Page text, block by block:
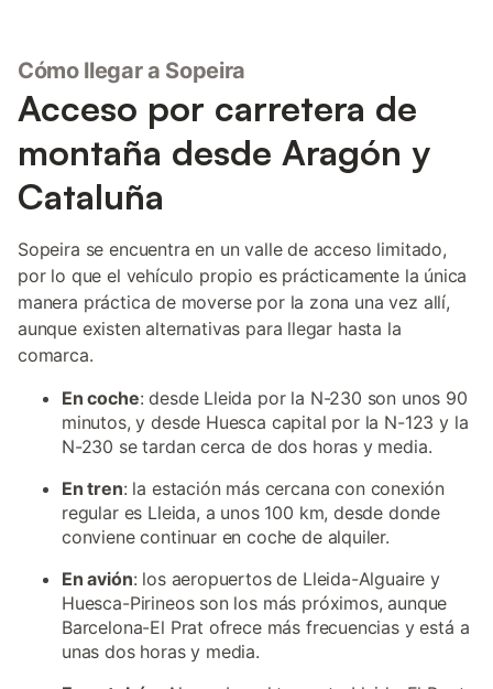
Cómo llegar a Sopeira
Acceso por carretera de
montaña desde Aragón y
Cataluña
Sopeira se encuentra en un valle de acceso limitado,
por lo que el vehículo propio es prácticamente la única
manera práctica de moverse por la zona una vez allí,
aunque existen alternativas para llegar hasta la
comarca.
En coche: desde Lleida por la N-230 son unos 90
minutos, y desde Huesca capital por la N-123 y la
N-230 se tardan cerca de dos horas y media.
En tren: la estación más cercana con conexión
regular es Lleida, a unos 100 km, desde donde
conviene continuar en coche de alquiler.
En avión: los aeropuertos de Lleida-Alguaire y
Huesca-Pirineos son los más próximos, aunque
Barcelona-El Prat ofrece más frecuencias y está a
unas dos horas y media.